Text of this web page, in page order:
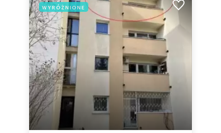
WYRÓŻNIONE